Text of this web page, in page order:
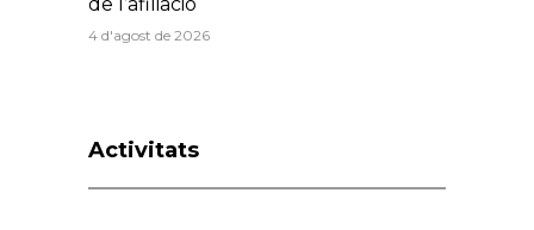
4 d'agost de 2026
Activitats